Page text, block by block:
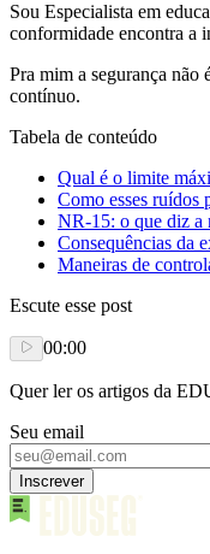
Sou Especialista em
conformidade encontra a
Pra mim a segurança não
contínuo.
Tabela de conteúdo
Qual é o limite
Como esses ruídos
NR-15: o que diz a
Consequências da
Maneiras de
Escute esse post
00:00
Quer ler os artigos da
Seu email
Inscrever